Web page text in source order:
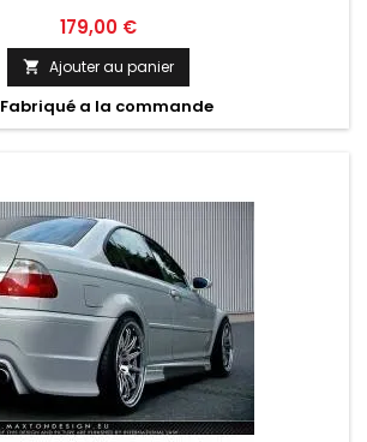
Prix
179,00 €
 Ajouter au panier
Fabriqué a la commande